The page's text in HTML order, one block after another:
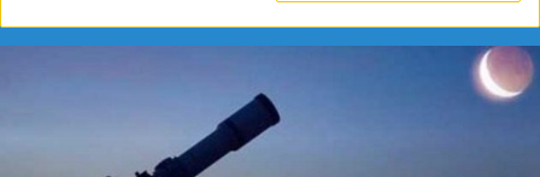
مدينة
العلوم:
فلكيًا